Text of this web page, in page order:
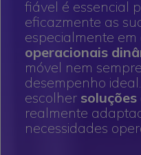
fiável é essencial
eficazmente as
especialmente em
operacionais
móvel nem
desempenho
escolher
realmente
necessidades